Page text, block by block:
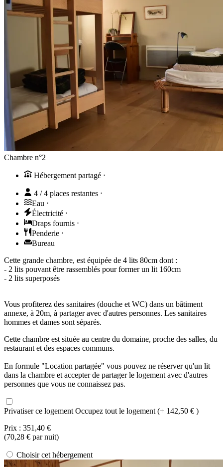
Chambre n°2
Hébergement partagé ⋅
4 / 4 places restantes ⋅
Eau ⋅
Électricité ⋅
Draps fournis ⋅
Penderie ⋅
Bureau
Cette grande chambre, est équipée de 4 lits 80cm dont :
- 2 lits pouvant être rassemblés pour former un lit 160cm
- 2 lits superposés
Vous profiterez des sanitaires (douche et WC) dans un bâtiment
annexe, à 20m, à partager avec d'autres personnes. Les sanitaires
hommes et dames sont séparés.
Cette chambre est située au centre du domaine, proche des salles, du
restaurant et des espaces communs.
En formule "Location partagée" vous pouvez ne réserver qu'un lit
dans la chambre et accepter de partager le logement avec d'autres
personnes que vous ne connaissez pas.
Privatiser ce logement Occupez tout le logement (+ 142,50 € )
Prix : 351,40 €
(70,28 € par nuit)
Choisir cet hébergement